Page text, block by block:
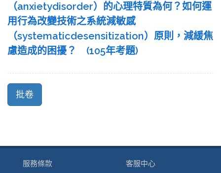
（anxietydisorder）的心理特質為何？如何運
用行為改變技術之系統減敏感
（systematicdesensitization）原則，減緩焦
慮造成的困擾？ (105年考題)
服務條款 客服中心